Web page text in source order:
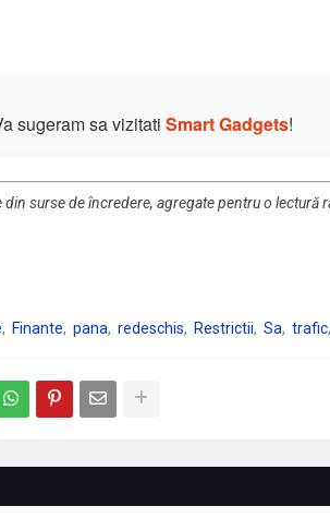
sugeram sa vizitati Smart Gadgets!
surse de încredere, agregate pentru o lectură
Finante pana redeschis Restrictii Sa trafic